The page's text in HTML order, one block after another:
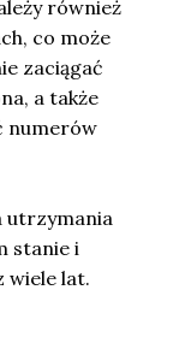
również
co może
zaciągać
a także
numerów
utrzymania
stanie i
wiele lat.